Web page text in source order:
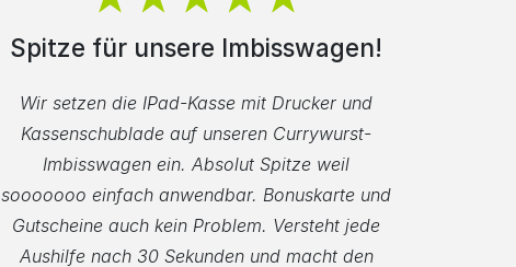
Spitze für unsere Imbisswagen!
Wir setzen die IPad-Kasse mit Drucker und
Kassenschublade auf unseren Currywurst-
Imbisswagen ein. Absolut Spitze weil
sooooooo einfach anwendbar. Bonuskarte und
Gutscheine auch kein Problem. Versteht jede
Aushilfe nach 30 Sekunden und macht den